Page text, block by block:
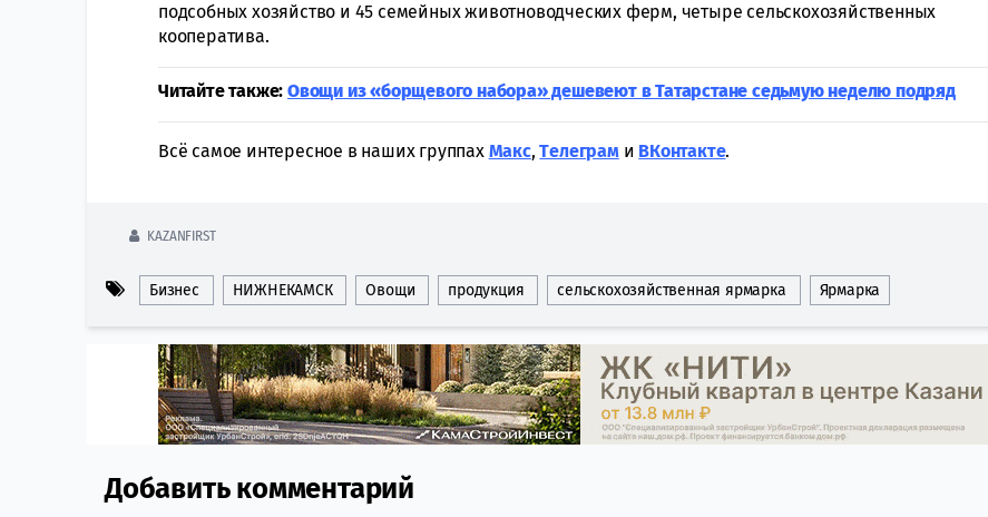
подсобных хозяйство и 45 семейных животноводческих ферм, четыре сельскохозяйственных
кооператива.
Читайте также: Овощи из «борщевого набора» дешевеют в Татарстане седьмую неделю подряд
Всё самое интересное в наших группах Макс,Tелеграми ВКонтакте.
KAZANFIRST
Бизнес НИЖНЕКАМСК Овощи продукция сельскохозяйственная ярмарка Ярмарка
Comment section
Добавить комментарий